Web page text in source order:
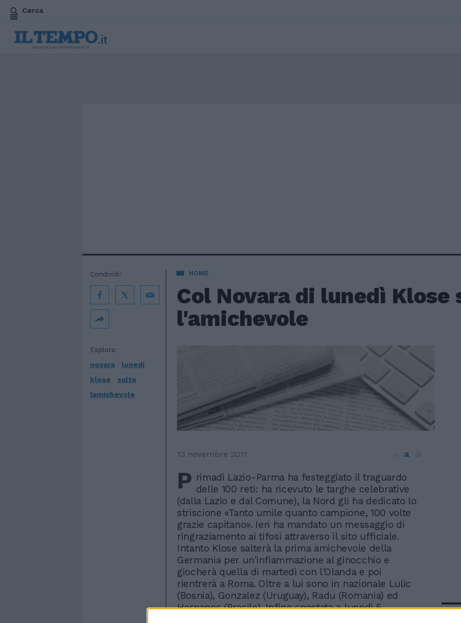
Cerca
HOME
Col Novara di lunedì Klose
l'amichevole
Esplora:
novara
lunedi
klose
salta
lamichevole
Condividi:
13 novembre 2011 a
P rimadi Lazio-Parma ha festeggiato il traguardo
delle 100 reti: ha ricevuto le targhe celebrative
(dalla Lazio e dal Comune), la Nord gli ha dedicato lo
striscione «Tanto umile quanto campione, 100 volte
grazie capitano». Ieri ha mandato un messaggio di
ringraziamento ai tifosi attraverso il sito ufficiale.
Intanto Klose salterà la prima amichevole della
Germania per un'infiammazione al ginocchio e
giocherà quella di martedì con l'Olanda e poi
rientrerà a Roma. Oltre a lui sono in nazionale Lulic
(Bosnia), Gonzalez (Uruguay), Radu (Romania) ed
Hernanes (Brasile). Infine spostata a lunedì 5
In